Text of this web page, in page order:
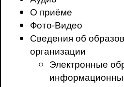
О приёме
Фото-Видео
Сведения об
организации
Электронные